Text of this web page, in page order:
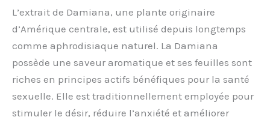
L’extrait de Damiana, une plante originaire
d’Amérique centrale, est utilisé depuis longtemps
comme aphrodisiaque naturel. La Damiana
possède une saveur aromatique et ses feuilles sont
riches en principes actifs bénéfiques pour la santé
sexuelle. Elle est traditionnellement employée pour
stimuler le désir, réduire l’anxiété et améliorer